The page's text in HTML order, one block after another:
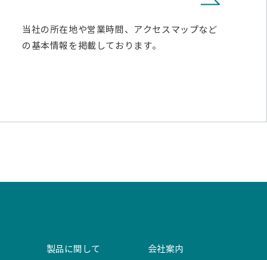
当社の所在地や営業時間、アクセスマップなど
の基本情報を掲載しております。
製品に関して 会社案内